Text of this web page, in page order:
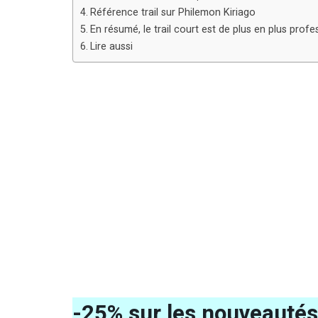
Référence trail sur Philemon Kiriago
En résumé, le trail court est de plus en plus
Lire aussi